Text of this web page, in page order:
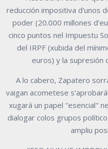
reducción impositiva d'unos
poder (20.000 millones
cinco puntos nel Impuestu
del IRPF (xubida del
euros) y la supresión
A lo cabero, Zapatero
vaigan acometese
xugará un papel "esencial"
dialogar colos grupos
ampliu